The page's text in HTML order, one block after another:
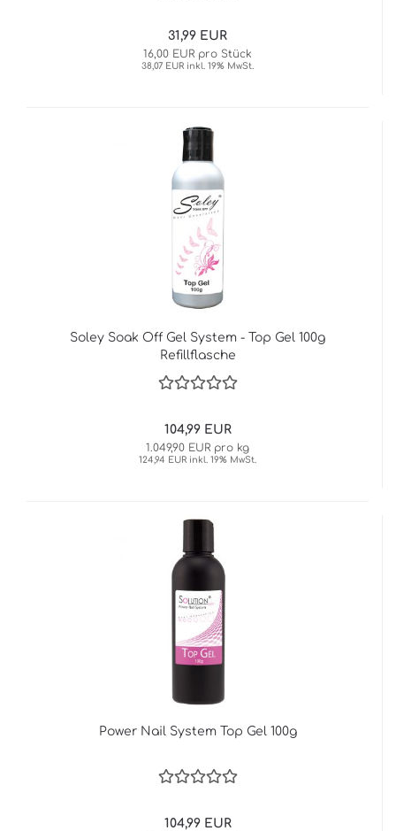
31,99 EUR
16,00 EUR pro Stück
38,07 EUR inkl. 19% MwSt.
Soley Soak Off Gel System - Top Gel 100g
Refillflasche
104,99 EUR
1.049,90 EUR pro kg
124,94 EUR inkl. 19% MwSt.
Power Nail System Top Gel 100g
104,99 EUR